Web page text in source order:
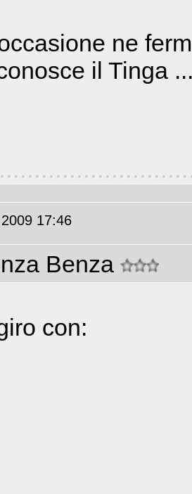
ne
il Tinga
17:46
Benza
con: